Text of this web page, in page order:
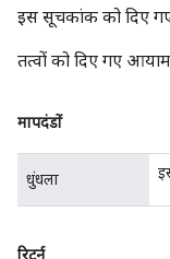
इस सूचकांक को दिए
तत्वों को दिए गए
मापदंडों
धुंधला
रिटर्न